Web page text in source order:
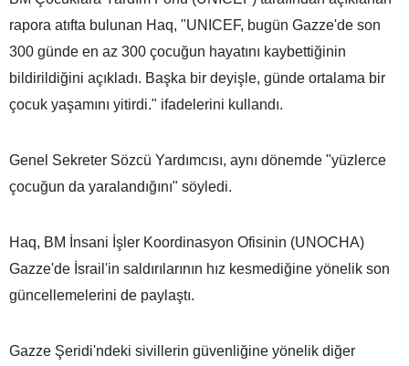
rapora atıfta bulunan Haq, "UNICEF, bugün Gazze'de son
300 günde en az 300 çocuğun hayatını kaybettiğinin
bildirildiğini açıkladı. Başka bir deyişle, günde ortalama bir
çocuk yaşamını yitirdi." ifadelerini kullandı.
Genel Sekreter Sözcü Yardımcısı, aynı dönemde "yüzlerce
çocuğun da yaralandığını" söyledi.
Haq, BM İnsani İşler Koordinasyon Ofisinin (UNOCHA)
Gazze'de İsrail'in saldırılarının hız kesmediğine yönelik son
güncellemelerini de paylaştı.
Gazze Şeridi'ndeki sivillerin güvenliğine yönelik diğer